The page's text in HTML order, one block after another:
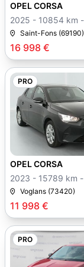
16 998 €
OPEL CORSA
Saint-Fons (69190)
PRO
11 998 €
OPEL CORSA
Voglans (73420)
PRO